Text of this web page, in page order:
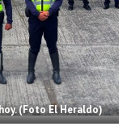
(Foto El Heraldo)